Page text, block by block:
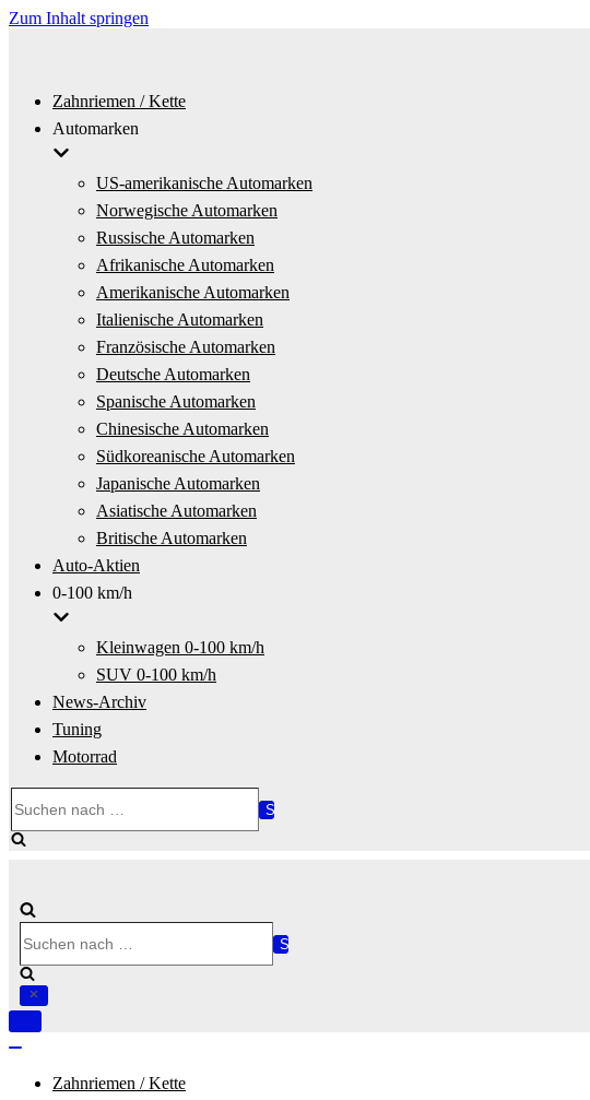
Zum Inhalt springen
Zahnriemen / Kette
Automarken
US-amerikanische Automarken
Norwegische Automarken
Russische Automarken
Afrikanische Automarken
Amerikanische Automarken
Italienische Automarken
Französische Automarken
Deutsche Automarken
Spanische Automarken
Chinesische Automarken
Südkoreanische Automarken
Japanische Automarken
Asiatische Automarken
Britische Automarken
Auto-Aktien
0-100 km/h
Kleinwagen 0-100 km/h
SUV 0-100 km/h
News-Archiv
Tuning
Motorrad
nach …
nach …
Navigation
Zahnriemen / Kette